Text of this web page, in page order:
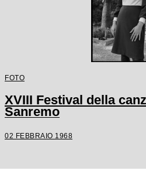
FOTO
XVIII Festival della
Sanremo
02 FEBBRAIO 1968